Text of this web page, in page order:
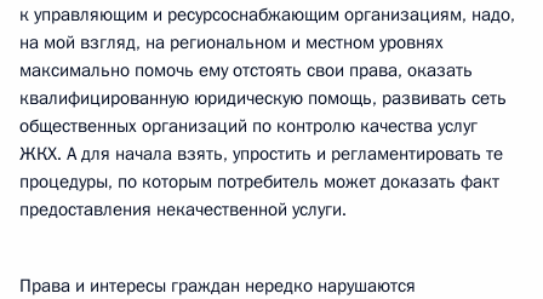
к управляющим и ресурсоснабжающим организациям, надо,
на мой взгляд, на региональном и местном уровнях
максимально помочь ему отстоять свои права, оказать
квалифицированную юридическую помощь, развивать сеть
общественных организаций по контролю качества услуг
ЖКХ. А для начала взять, упростить и регламентировать те
процедуры, по которым потребитель может доказать факт
предоставления некачественной услуги.
Права и интересы граждан нередко нарушаются